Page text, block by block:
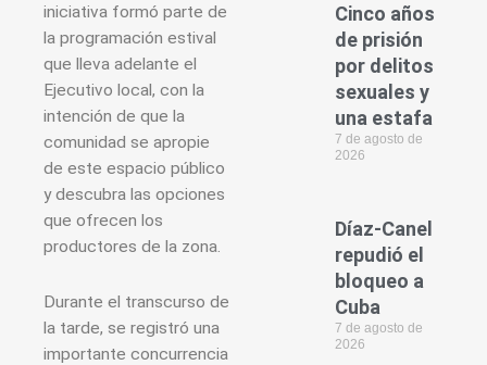
iniciativa formó parte de
la programación estival
que lleva adelante el
Ejecutivo local, con la
intención de que la
comunidad se apropie
de este espacio público
y descubra las opciones
que ofrecen los
productores de la zona.
Durante el transcurso de
la tarde, se registró una
importante concurrencia
Cinco años
de prisión
por delitos
sexuales y
una estafa
7 de agosto de
2026
Díaz-Canel
repudió el
bloqueo a
Cuba
7 de agosto de
2026